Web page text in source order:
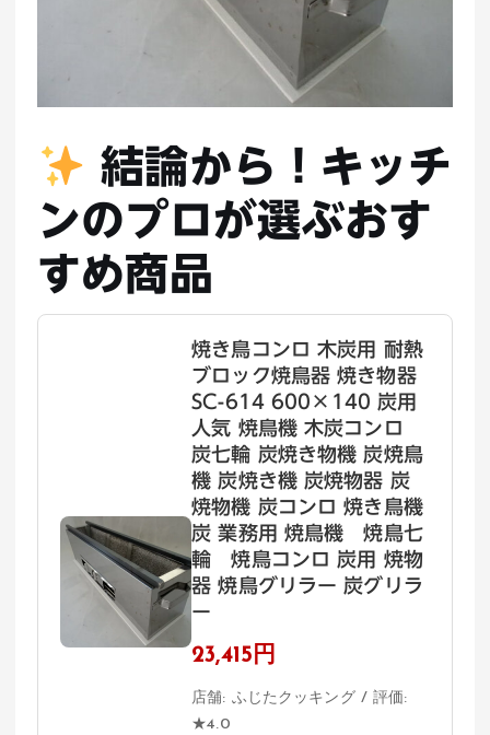
結論から！キッチ
ンのプロが選ぶおす
すめ商品
焼き鳥コンロ 木炭用 耐熱
ブロック焼鳥器 焼き物器
SC-614 600×140 炭用
人気 焼鳥機 木炭コンロ
炭七輪 炭焼き物機 炭焼鳥
機 炭焼き機 炭焼物器 炭
焼物機 炭コンロ 焼き鳥機
炭 業務用 焼鳥機 焼鳥七
輪 焼鳥コンロ 炭用 焼物
器 焼鳥グリラー 炭グリラ
ー
23,415円
店舗: ふじたクッキング / 評価:
★4.0